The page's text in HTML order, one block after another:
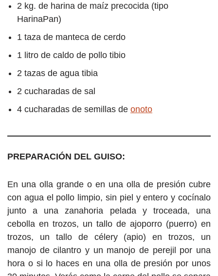
2 kg. de harina de maíz precocida (tipo
HarinaPan)
1 taza de manteca de cerdo
1 litro de caldo de pollo tibio
2 tazas de agua tibia
2 cucharadas de sal
4 cucharadas de semillas de onoto
PREPARACIÓN DEL GUISO:
En una olla grande o en una olla de presión cubre
con agua el pollo limpio, sin piel y entero y cocínalo
junto a una zanahoria pelada y troceada, una
cebolla en trozos, un tallo de ajoporro (puerro) en
trozos, un tallo de célery (apio) en trozos, un
manojo de cilantro y un manojo de perejil por una
hora o si lo haces en una olla de presión por unos